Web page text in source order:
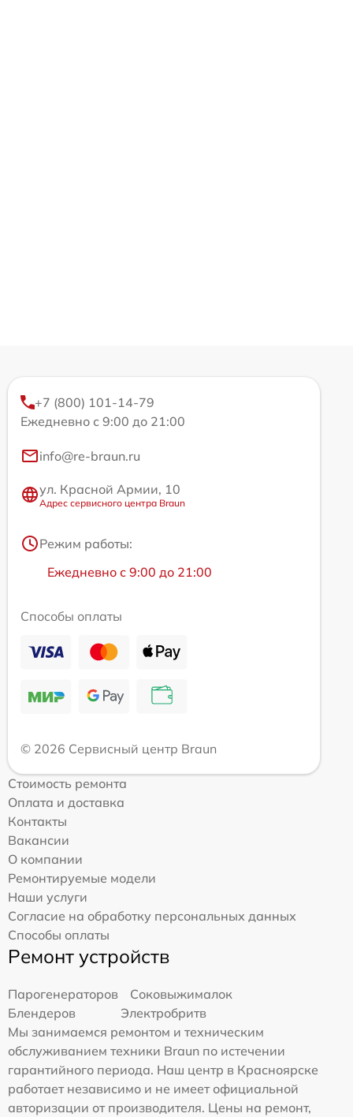
+7 (800) 101-14-79
Ежедневно с 9:00 до 21:00
info@re-braun.ru
ул. Красной Армии, 10
Адрес сервисного центра Braun
Режим работы:
Ежедневно с 9:00 до 21:00
Способы оплаты
© 2026 Сервисный центр Braun
Стоимость ремонта
Оплата и доставка
Контакты
Вакансии
О компании
Ремонтируемые модели
Наши услуги
Согласие на обработку персональных данных
Способы оплаты
Ремонт устройств
Парогенераторов
Соковыжималок
Блендеров
Электробритв
Мы занимаемся ремонтом и техническим
обслуживанием техники Braun по истечении
гарантийного периода. Наш центр в Красноярске
работает независимо и не имеет официальной
авторизации от производителя. Цены на ремонт,